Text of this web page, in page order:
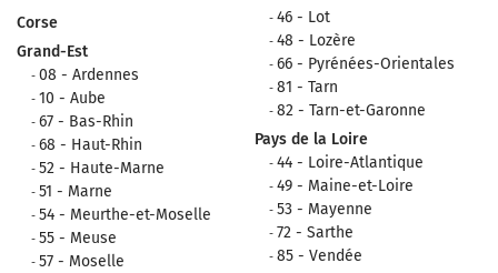
Corse
Grand-Est
08 - Ardennes
10 - Aube
67 - Bas-Rhin
68 - Haut-Rhin
52 - Haute-Marne
51 - Marne
54 - Meurthe-et-Moselle
55 - Meuse
57 - Moselle
46 - Lot
48 - Lozère
66 - Pyrénées-Orientales
81 - Tarn
82 - Tarn-et-Garonne
Pays de la Loire
44 - Loire-Atlantique
49 - Maine-et-Loire
53 - Mayenne
72 - Sarthe
85 - Vendée